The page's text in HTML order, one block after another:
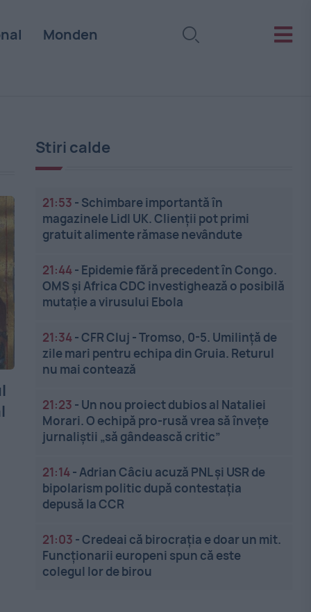
Monden
Stiri calde
21:53 - Schimbare importantă în
magazinele Lidl UK. Clienții pot primi
gratuit alimente rămase nevândute
21:44- Epidemie fără precedent în Congo.
OMS și Africa CDC investighează o posibilă
mutație a virusului Ebola
21:34-CFR Cluj - Tromso, 0-5. Umilință de
zile mari pentru echipa din Gruia. Returul
nu mai contează
21:23 - Un nou proiect dubios al Nataliei
Morari. O echipă pro-rusă vrea să înveţe
jurnaliştii „să gândească critic”
21:14-Adrian Câciu acuză PNL și USR de
bipolarism politic după contestația
depusă la CCR
21:03 -Credeai că birocrația e doar un mit.
Funcționarii europeni spun că este
colegul lor de birou